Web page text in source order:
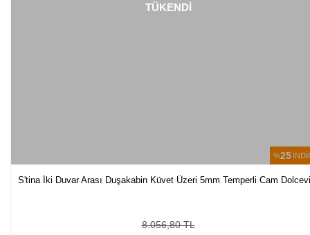
%25
TÜKENDİ
S'tina İki Duvar Arası Duşakabin Küvet Üzeri 5mm Temperli Cam
8.056,80 TL